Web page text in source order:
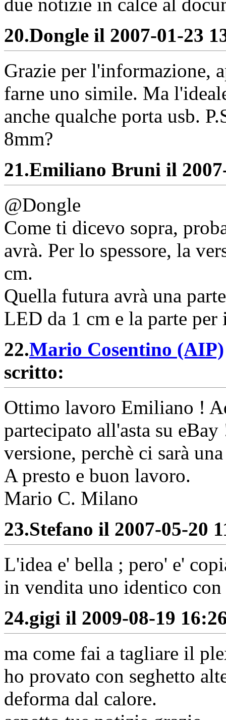
20.Dongle il 2007-01-23
Grazie per l'informazione,
farne uno simile. Ma
anche qualche porta usb.
8mm?
21.Emiliano Bruni il
@Dongle
Come ti dicevo sopra,
avrà. Per lo spessore, la
cm.
Quella futura avrà una
LED da 1 cm e la parte
22.Mario Cosentino (AIP)
scritto:
Ottimo lavoro Emiliano !
partecipato all'asta su
versione, perchè ci sarà
A presto e buon lavoro.
Mario C. Milano
23.Stefano il 2007-05-20
L'idea e' bella ; pero' e'
in vendita uno identico
24.gigi il 2009-08-19
ma come fai a tagliare il
ho provato con seghetto
deforma dal calore.